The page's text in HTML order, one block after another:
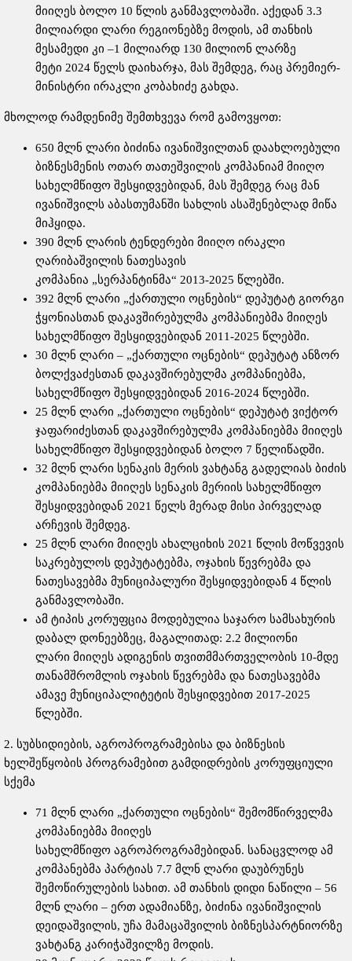
მიიღეს ბოლო 10 წლის განმავლობაში. აქედან 3.3
მილიარდი ლარი რეგიონებზე მოდის, ამ თანხის
მესამედი კი –1 მილიარდ 130 მილიონ ლარზე
მეტი 2024 წელს დაიხარჯა, მას შემდეგ, რაც პრემიერ-
მინისტრი ირაკლი კობახიძე გახდა.
მხოლოდ რამდენიმე შემთხვევა რომ გამოვყოთ:
650 მლნ ლარი ბიძინა ივანიშვილთან დაახლოებული
ბიზნესმენის ოთარ თათეშვილის კომპანიამ მიიღო
სახელმწიფო შესყიდვებიდან, მას შემდეგ რაც მან
ივანიშვილს აბასთუმანში სახლის ასაშენებლად მიწა
მიჰყიდა.
390 მლნ ლარის ტენდერები მიიღო ირაკლი
ღარიბაშვილის ნათესავის
კომპანია „სერპანტინმა“ 2013-2025 წლებში.
392 მლნ ლარი „ქართული ოცნების“ დეპუტატ გიორგი
ჭყონიასთან დაკავშირებულმა კომპანიებმა მიიღეს
სახელმწიფო შესყიდვებიდან 2011-2025 წლებში.
30 მლნ ლარი – „ქართული ოცნების“ დეპუტატ ანზორ
ბოლქვაძესთან დაკავშირებულმა კომპანიებმა,
სახელმწიფო შესყიდვებიდან 2016-2024 წლებში.
25 მლნ ლარი „ქართული ოცნების“ დეპუტატ ვიქტორ
ჯაფარიძესთან დაკავშირებულმა კომპანიებმა მიიღეს
სახელმწიფო შესყიდვებიდან ბოლო 7 წელიწადში.
32 მლნ ლარი სენაკის მერის ვახტანგ გადელიას ბიძის
კომპანიებმა მიიღეს სენაკის მერიის სახელმწიფო
შესყიდვებიდან 2021 წელს მერად მისი პირველად
არჩევის შემდეგ.
25 მლნ ლარი მიიღეს ახალციხის 2021 წლის მოწვევის
საკრებულოს დეპუტატებმა, ოჯახის წევრებმა და
ნათესავებმა მუნიციპალური შესყიდვებიდან 4 წლის
განმავლობაში.
ამ ტიპის კორუფცია მოდებულია საჯარო სამსახურის
დაბალ დონეებზეც, მაგალითად: 2.2 მილიონი
ლარი მიიღეს ადიგენის თვითმმართველობის 10-მდე
თანამშრომლის ოჯახის წევრებმა და ნათესავებმა
ამავე მუნიციპალიტეტის შესყიდვებით 2017-2025
წლებში.
2. სუბსიდიების, აგროპროგრამებისა და ბიზნესის
ხელშეწყობის პროგრამებით გამდიდრების კორუფციული
სქემა
71 მლნ ლარი „ქართული ოცნების“ შემომწირველმა
კომპანიებმა მიიღეს
სახელმწიფო აგროპროგრამებიდან. სანაცვლოდ ამ
კომპანებმა პარტიას 7.7 მლნ ლარი დაუბრუნეს
შემოწირულების სახით. ამ თანხის დიდი ნაწილი – 56
მლნ ლარი – ერთ ადამიანზე, ბიძინა ივანიშვილის
დეიდაშვილის, უჩა მამაცაშვილის ბიზნესპარტნიორზე
ვახტანგ კარიჭაშვილზე მოდის.